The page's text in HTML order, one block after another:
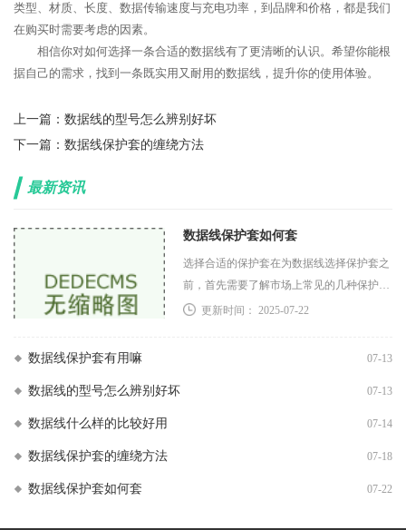
类型、材质、长度、数据传输速度与充电功率，到品牌和价格，都是我们
在购买时需要考虑的因素。
相信你对如何选择一条合适的数据线有了更清晰的认识。希望你能根
据自己的需求，找到一条既实用又耐用的数据线，提升你的使用体验。
上一篇： 数据线的型号怎么辨别好坏
下一篇： 数据线保护套的缠绕方法
最新资讯
数据线保护套如何套
选择合适的保护套在为数据线选择保护套之
前，首先需要了解市场上常见的几种保护套
类型硅胶保护套硅胶材质的保护套柔软且有
更新时间： 2025-07-22
数据线保护套有用嘛 07-13
数据线的型号怎么辨别好坏 07-13
数据线什么样的比较好用 07-14
数据线保护套的缠绕方法 07-18
数据线保护套如何套 07-22